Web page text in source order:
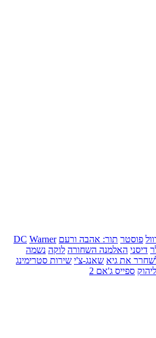
פוסטר תור: אהבה ורעם DC Warner
דיסני האלמנה השחורה לוקה נשמה
את גיא שאנג-צ'י שירות סטרימינג
ליהוק ספייס ג'אם 2